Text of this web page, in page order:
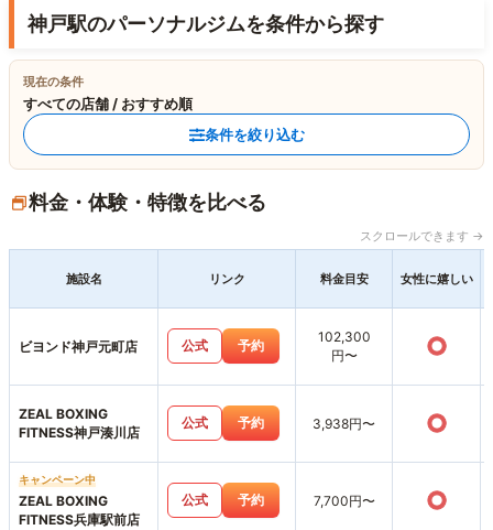
神戸駅のパーソナルジムを条件から探す
現在の条件
すべての店舗 / おすすめ順
条件を絞り込む
料金・体験・特徴を比べる
スクロールできます →
施設名 リンク 料金目安 女性に嬉しい
ビヨンド神戸元町店 公式 予約
102,300
円〜
○
ZEAL BOXING
FITNESS神戸湊川店
公式 予約 3,938円〜 ○
キャンペーン中
ZEAL BOXING
FITNESS兵庫駅前店
公式 予約 7,700円〜 ○